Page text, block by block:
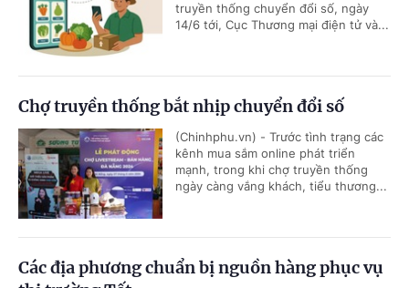
truyền thống chuyển đổi số, ngày
14/6 tới, Cục Thương mại điện tử và...
Chợ truyền thống bắt nhịp chuyển đổi số
(Chinhphu.vn) - Trước tình trạng các
kênh mua sắm online phát triển
mạnh, trong khi chợ truyền thống
ngày càng vắng khách, tiểu thương...
Các địa phương chuẩn bị nguồn hàng phục vụ